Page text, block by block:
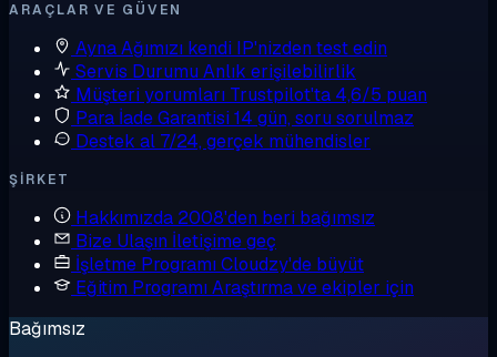
ARAÇLAR VE GÜVEN
AynaAğımızı kendi IP'nizden test edin
Servis Durumu Anlık erişilebilirlik
Müşteri yorumları Trustpilot'ta 4,6/5 puan
Para İade Garantisi 14 gün, soru sorulmaz
Destek al 7/24, gerçek mühendisler
ŞIRKET
Hakkımızda 2008'den beri bağımsız
Bize Ulaşın İletişime geç
İşletme Programı Cloudzy'de büyüt
Eğitim Programı Araştırma ve ekipler için
Bağımsız